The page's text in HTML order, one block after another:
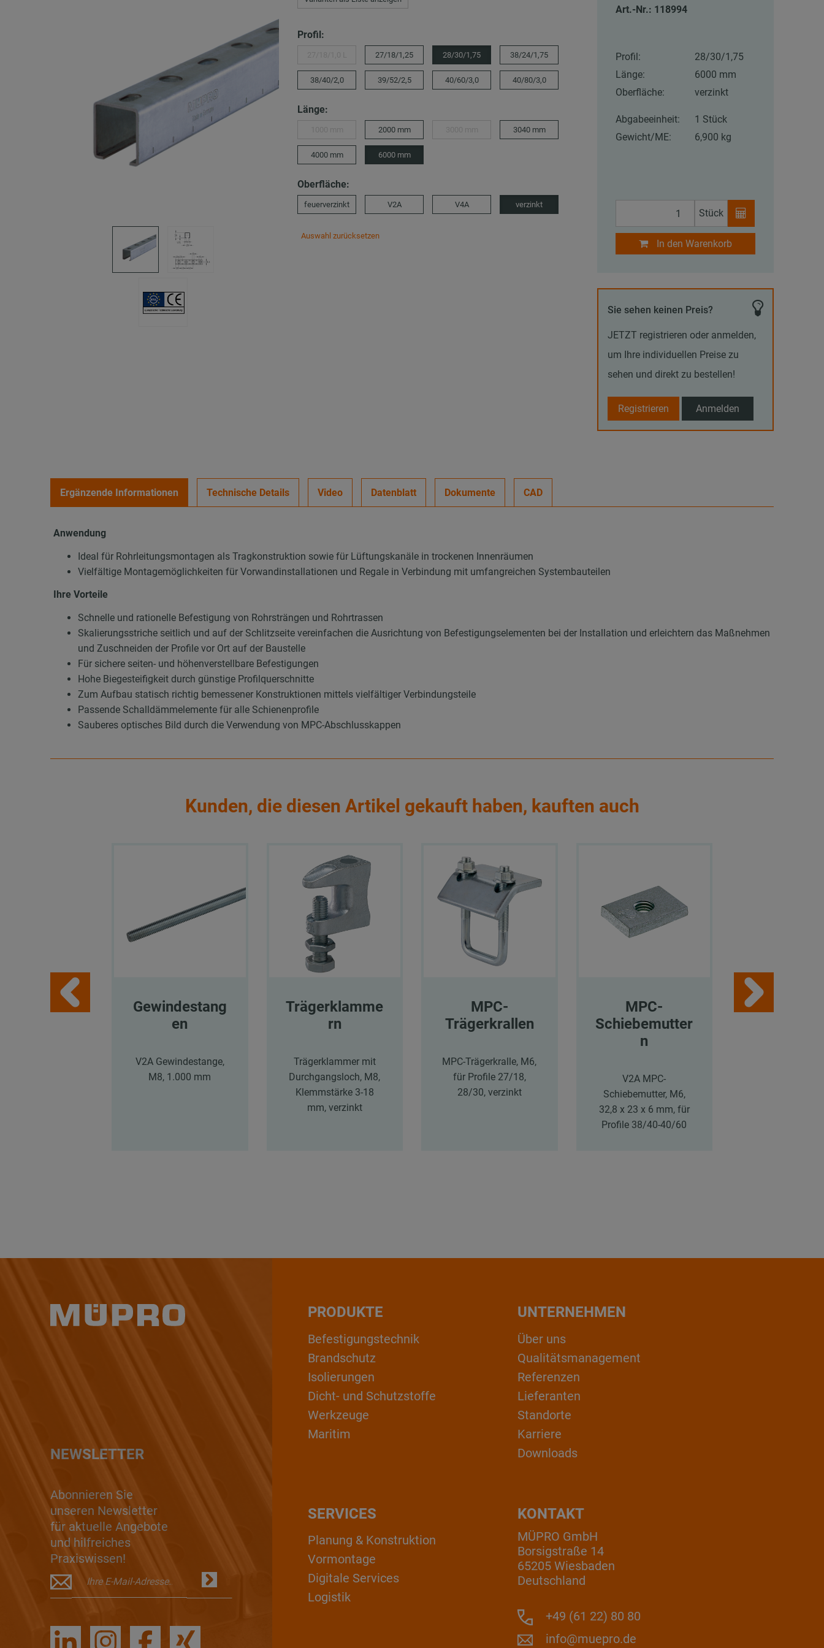
Profil:
27/18/1,25 28/30/1,75 38/24/1,75
38/40/2,0 39/52/2,5 40/60/3,0 40/80/3,0
Länge:
2000 mm 3040 mm
4000 mm 6000 mm
Oberfläche:
feuerverzinkt V2A V4A verzinkt
Auswahl zurücksetzen
Art.-Nr.: 118994
Profil:
28/30/1,75
Länge:
6000 mm
Oberfläche:
verzinkt
Abgabeeinheit:
1 Stück
Gewicht/ME:
6,900 kg
Stück
In den Warenkorb
Sie sehen keinen Preis?
JETZT registrieren oder anmelden,
um Ihre individuellen Preise zu
sehen und direkt zu bestellen!
Registrieren Anmelden
Ergänzende Informationen Technische Details Video Datenblatt Dokumente CAD
Anwendung
Ideal für Rohrleitungsmontagen als Tragkonstruktion sowie für Lüftungskanäle in trockenen Innenräumen
Vielfältige Montagemöglichkeiten für Vorwandinstallationen und Regale in Verbindung mit umfangreichen Systembauteilen
Ihre Vorteile
Schnelle und rationelle Befestigung von Rohrsträngen und Rohrtrassen
Skalierungsstriche seitlich und auf der Schlitzseite vereinfachen die Ausrichtung von Befestigungselementen bei der Installation und erleichtern das Maßnehmen
und Zuschneiden der Profile vor Ort auf der Baustelle
Für sichere seiten- und höhenverstellbare Befestigungen
Hohe Biegesteifigkeit durch günstige Profilquerschnitte
Zum Aufbau statisch richtig bemessener Konstruktionen mittels vielfältiger Verbindungsteile
Passende Schalldämmelemente für alle Schienenprofile
Sauberes optisches Bild durch die Verwendung von MPC-Abschlusskappen
Kunden, die diesen Artikel gekauft haben, kauften auch
Gewindestang
en
V2A Gewindestange,
M8, 1.000 mm
Trägerklamme
rn
Trägerklammer mit
Durchgangsloch, M8,
Klemmstärke 3-18
mm, verzinkt
MPC-
Trägerkrallen
MPC-Trägerkralle, M6,
für Profile 27/18,
28/30, verzinkt
MPC-
Schiebemutter
n
V2A MPC-
Schiebemutter, M6,
32,8 x 23 x 6 mm, für
Profile 38/40-40/60
NEWSLETTER
Abonnieren Sie
unseren Newsletter
für aktuelle Angebote
und hilfreiches
Praxiswissen!
PRODUKTE
Befestigungstechnik
Brandschutz
Isolierungen
Dicht- und Schutzstoffe
Werkzeuge
Maritim
UNTERNEHMEN
Über uns
Qualitätsmanagement
Referenzen
Lieferanten
Standorte
Karriere
Downloads
KONTAKT
MÜPRO GmbH
Borsigstraße 14
65205 Wiesbaden
Deutschland
+49 (61 22) 80 80
info@muepro.de
SERVICES
Planung & Konstruktion
Vormontage
Digitale Services
Logistik